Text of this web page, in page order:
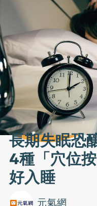
長期失眠恐
4種「穴位
好入睡
元氣網